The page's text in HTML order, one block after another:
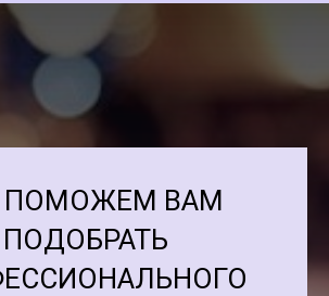
ВАМ
ПОДОБРАТЬ